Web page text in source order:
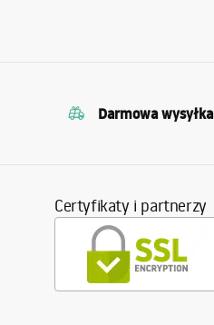
Darmowa wysyłka
Certyfikaty i partnerzy